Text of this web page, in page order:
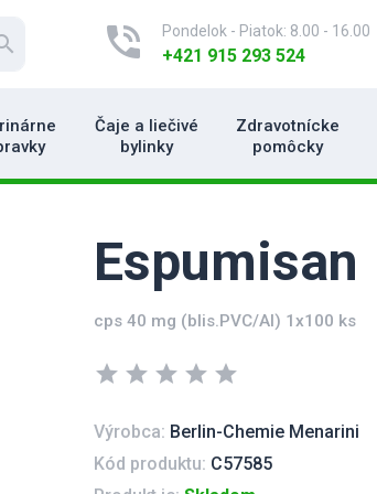
phone_in_talk Pondelok - Piatok: 8.00 - 16.00
+421 915 293 524
Čaje a liečivé
bylinky
Zdravotnícke
pomôcky
Espumisan
cps 40 mg (blis.PVC/Al) 1x100 ks
star star star star star
Výrobca: Berlin-Chemie Menarini
Kód produktu: C57585